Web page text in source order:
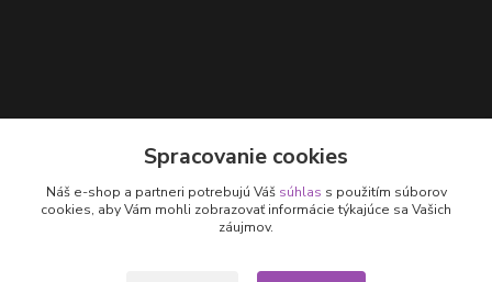
+421 905 531 251
Spracovanie cookies
Náš e-shop a partneri potrebujú Váš súhlas s použitím súborov
cookies, aby Vám mohli zobrazovať informácie týkajúce sa Vašich
záujmov.